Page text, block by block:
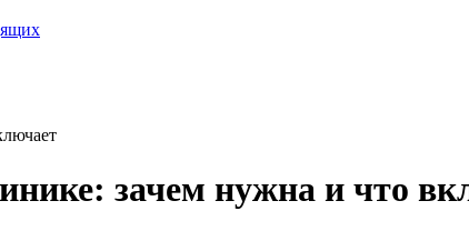
зачем нужна и что